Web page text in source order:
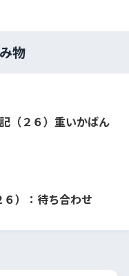
物
（２６）重いかばん
）：待ち合わせ